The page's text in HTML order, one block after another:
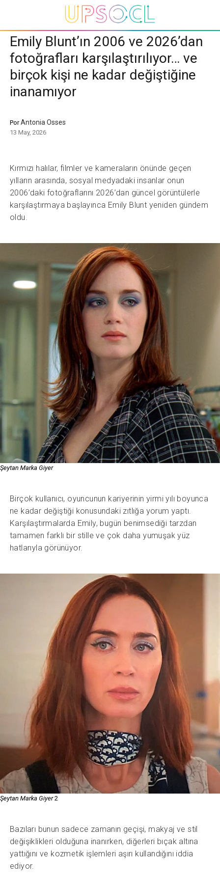
Emily Blunt’ın 2006 ve 2026’dan
fotoğrafları karşılaştırılıyor… ve
birçok kişi ne kadar değiştiğine
inanamıyor
PorAntonia Osses
13 May, 2026
Kırmızı halılar, filmler ve kameraların önünde geçen
yılların arasında, sosyal medyadaki insanlar onun
2006’daki fotoğraflarını 2026’dan güncel görüntülerle
karşılaştırmaya başlayınca Emily Blunt yeniden gündem
oldu.
Şeytan Marka Giyer
Birçok kullanıcı, oyuncunun kariyerinin yirmi yılı boyunca
ne kadar değiştiği konusundaki zıtlığa yorum yaptı.
Karşılaştırmalarda Emily, bugün benimsediği tarzdan
tamamen farklı bir stille ve çok daha yumuşak yüz
hatlarıyla görünüyor.
Şeytan Marka Giyer2
Bazıları bunun sadece zamanın geçişi, makyaj ve stil
değişiklikleri olduğuna inanırken, diğerleri bıçak altına
yattığını ve kozmetik işlemleri aşırı kullandığını iddia
ediyor.